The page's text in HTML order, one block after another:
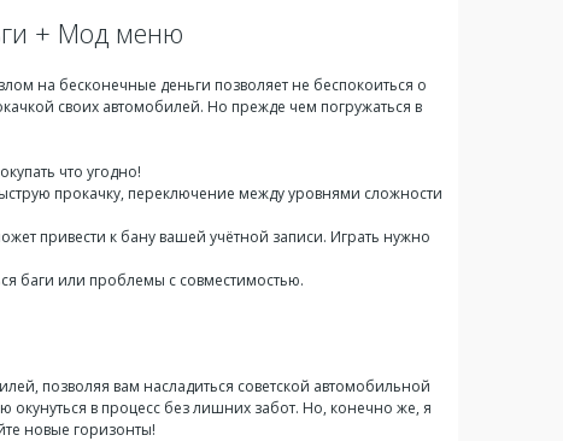
+ Мод меню
на бесконечные деньги позволяет не беспокоиться о
своих автомобилей. Но прежде чем погружаться в
что угодно!
прокачку, переключение между уровнями сложности
привести к бану вашей учётной записи. Играть нужно
баги или проблемы с совместимостью.
позволяя вам насладиться советской автомобильной
в процесс без лишних забот. Но, конечно же, я
новые горизонты!